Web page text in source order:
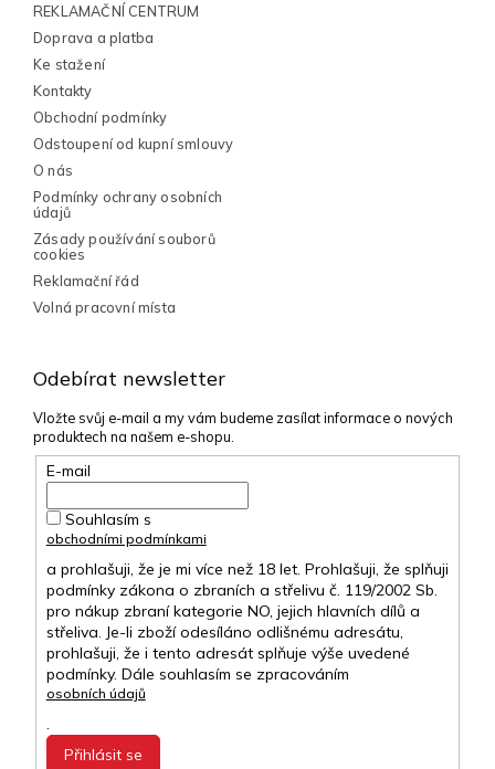
Odebírat newsletter
Vložte svůj e-mail a my vám budeme zasílat informace o nových
produktech na našem e-shopu.
E-mail
Souhlasím s
obchodními podmínkami
a prohlašuji, že je mi více než 18 let. Prohlašuji, že splňuji
podmínky zákona o zbraních a střelivu č. 119/2002 Sb.
pro nákup zbraní kategorie NO, jejich hlavních dílů a
střeliva. Je-li zboží odesíláno odlišnému adresátu,
prohlašuji, že i tento adresát splňuje výše uvedené
podmínky. Dále souhlasím se zpracováním
osobních údajů
.
Přihlásit se
REKLAMAČNÍ CENTRUM
Doprava a platba
Ke stažení
Kontakty
Obchodní podmínky
Odstoupení od kupní smlouvy
O nás
Podmínky ochrany osobních
údajů
Zásady používání souborů
cookies
Reklamační řád
Volná pracovní místa